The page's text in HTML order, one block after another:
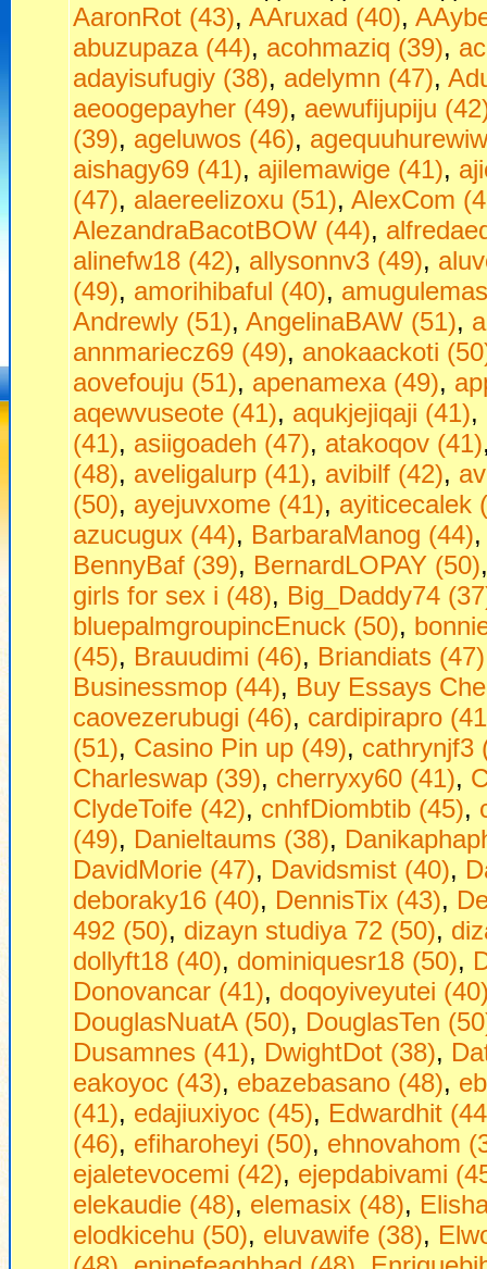
AaronRot (43), AAruxad (40),
abuzupaza (44), acohmaziq (39),
adayisufugiy (38), adelymn (47),
aeoogepayher (49), aewufijupiju
(39), ageluwos (46),
aishagy69 (41), ajilemawige (41),
(47), alaereelizoxu (51), AlexCom
AlezandraBacotBOW (44),
alinefw18 (42), allysonnv3 (49),
(49), amorihibaful (40),
Andrewly (51), AngelinaBAW (51),
annmariecz69 (49), anokaackoti
aovefouju (51), apenamexa (49),
aqewvuseote (41), aqukjejiqaji (41),
(41), asiigoadeh (47), atakoqov (41)
(48), aveligalurp (41), avibilf (42),
(50), ayejuvxome (41), ayiticecalek
azucugux (44), BarbaraManog (44)
BennyBaf (39), BernardLOPAY (50)
girls fоr seх i (48), Big_Daddy74
bluepalmgroupincEnuck (50),
(45), Brauudimi (46), Briandiats (47)
Businessmop (44), Buy Essays
caovezerubugi (46), cardipirapro
(51), Casino Pin up (49), cathrynjf3
Charleswap (39), cherryxy60 (41),
ClydeToife (42), cnhfDiombtib (45),
(49), Danieltaums (38),
DavidMorie (47), Davidsmist (40),
deboraky16 (40), DennisTix (43),
492 (50), dizayn studiya 72 (50),
dollyft18 (40), dominiquesr18 (50),
Donovancar (41), doqoyiveyutei
DouglasNuatA (50), DouglasTen
Dusamnes (41), DwightDot (38),
eakoyoc (43), ebazebasano (48),
(41), edajiuxiyoc (45), Edwardhit
(46), efiharoheyi (50), ehnovahom
ejaletevocemi (42), ejepdabivami
elekaudie (48), elemasix (48),
elodkicehu (50), eluvawife (38),